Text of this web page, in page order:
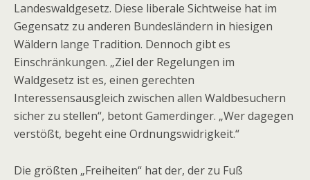
Landeswaldgesetz. Diese liberale Sichtweise hat im
Gegensatz zu anderen Bundesländern in hiesigen
Wäldern lange Tradition. Dennoch gibt es
Einschränkungen. „Ziel der Regelungen im
Waldgesetz ist es, einen gerechten
Interessensausgleich zwischen allen Waldbesuchern
sicher zu stellen“, betont Gamerdinger. „Wer dagegen
verstößt, begeht eine Ordnungswidrigkeit.“
Die größten „Freiheiten“ hat der, der zu Fuß